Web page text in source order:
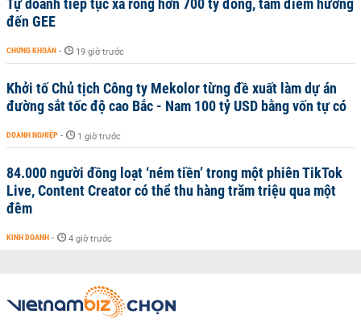
Tự doanh tiếp tục xả ròng hơn 700 tỷ đồng, tâm điểm hướng
đến GEE
CHỨNG KHOÁN - 19 giờ trước
Khởi tố Chủ tịch Công ty Mekolor từng đề xuất làm dự án
đường sắt tốc độ cao Bắc - Nam 100 tỷ USD bằng vốn tự có
DOANH NGHIỆP - 1 giờ trước
84.000 người đồng loạt ‘ném tiền’ trong một phiên TikTok
Live, Content Creator có thể thu hàng trăm triệu qua một
đêm
KINH DOANH - 4 giờ trước